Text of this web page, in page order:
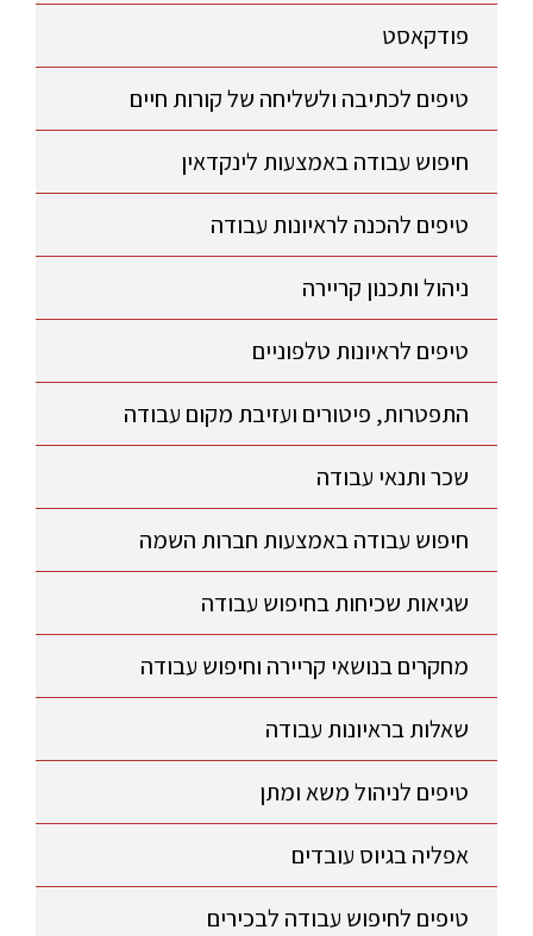
פודקאסט
טיפים לכתיבה ולשליחה של קורות חיים
חיפוש עבודה באמצעות לינקדאין
טיפים להכנה לראיונות עבודה
ניהול ותכנון קריירה
טיפים לראיונות טלפוניים
התפטרות, פיטורים ועזיבת מקום עבודה
שכר ותנאי עבודה
חיפוש עבודה באמצעות חברות השמה
שגיאות שכיחות בחיפוש עבודה
מחקרים בנושאי קריירה וחיפוש עבודה
שאלות בראיונות עבודה
טיפים לניהול משא ומתן
אפליה בגיוס עובדים
טיפים לחיפוש עבודה לבכירים